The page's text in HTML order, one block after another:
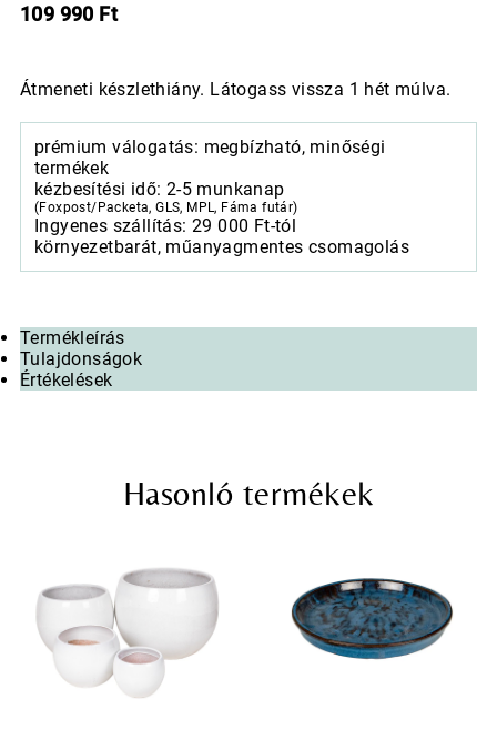
109 990 Ft
Átmeneti készlethiány. Látogass vissza 1 hét múlva.
prémium válogatás: megbízható, minőségi
termékek
kézbesítési idő: 2-5 munkanap
(Foxpost/Packeta, GLS, MPL, Fáma futár)
Ingyenes szállítás: 29 000 Ft-tól
környezetbarát, műanyagmentes csomagolás
Termékleírás
Tulajdonságok
Értékelések
Hasonló termékek